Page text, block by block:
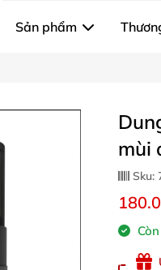
Sản phẩm
mùi
Sku: